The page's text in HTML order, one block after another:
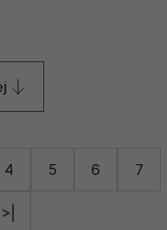
4 5 6 7
>|